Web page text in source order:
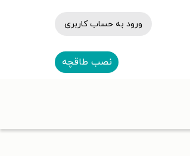
ورود به حساب کاربری
نصب طاقچه